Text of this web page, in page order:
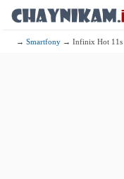
→Smartfony → Infinix Hot 11s